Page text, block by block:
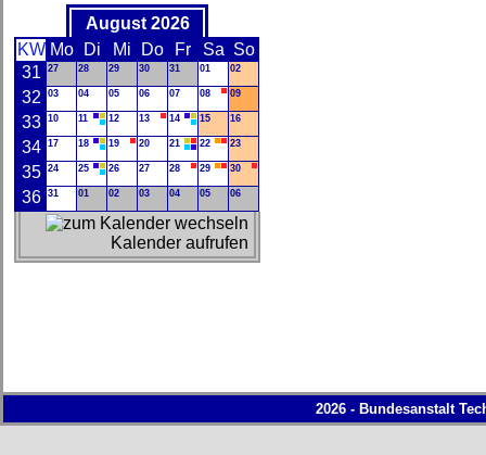
August 2026
KW Mo Di Mi Do Fr Sa So
31
27 28 29 30 31 01 02
32 03 04 05 06 07 08 09
33 10 11 12 13 14 15 16
34 17 18 19 20 21 22 23
35 24 25 26 27 28 29 30
36 31 01 02 03 04 05 06
Kalender aufrufen
2026 - Bundesanstalt